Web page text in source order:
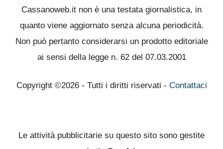
Cassanoweb.it non è una testata giornalistica, in
quanto viene aggiornato senza alcuna periodicità.
Non può pertanto considerarsi un prodotto editoriale
ai sensi della legge n. 62 del 07.03.2001
Copyright ©2026 - Tutti i diritti riservati - Contattaci
Le attività pubblicitarie su questo sito sono gestite